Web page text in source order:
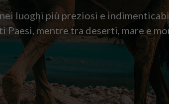
luoghi più preziosi e
Paesi, mentre tra deserti, mare e